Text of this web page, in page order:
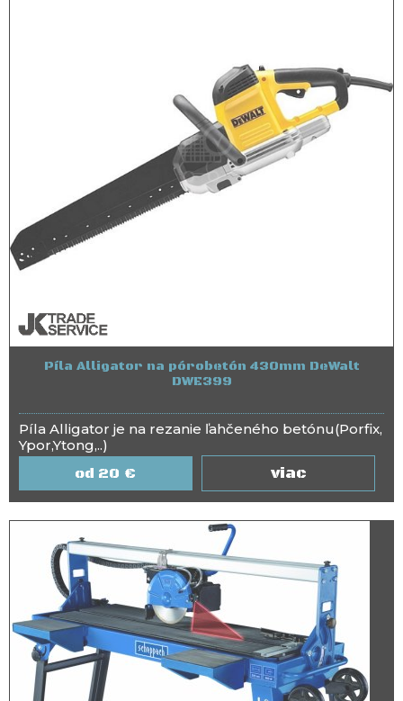
Píla Alligator na pórobetón 430mm DeWalt
DWE399
Píla Alligator je na rezanie ľahčeného betónu(Porfix,
Ypor,Ytong,..)
20 € viac